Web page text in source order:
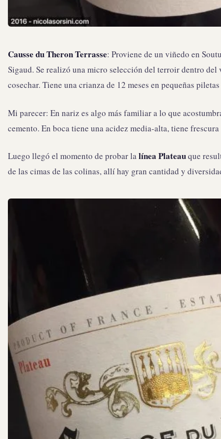
Causse du Theron Terrasse: Proviene de un viñedo en
Sigaud. Se realizó una micro selección del terroir dentro del
cosechar. Tiene una crianza de 12 meses en pequeñas
Mi parecer: En nariz es algo más familiar a lo que
cemento. En boca tiene una acidez media-alta, tiene
Luego llegó el momento de probar lalínea Plateauque
de las cimas de las colinas, allí hay gran cantidad y